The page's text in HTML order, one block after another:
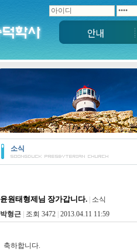
안내
소식
윤원태형제님 장가갑니다.
소식
박형근
조회 3472 2013.04.11 11:59
축하합니다.